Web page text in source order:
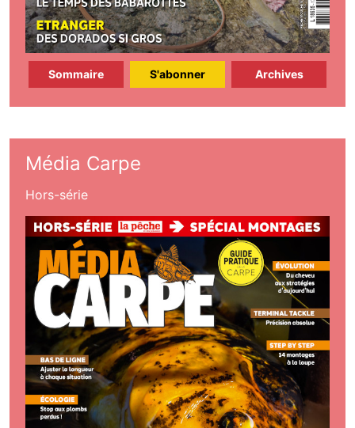
Sommaire S'abonner Archives
Média Carpe
Hors-série